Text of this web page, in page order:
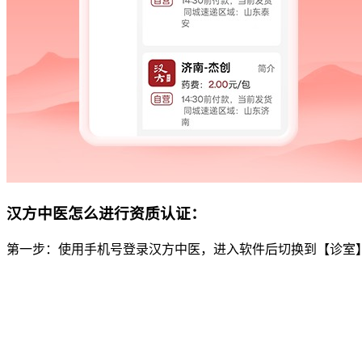
汉方中医怎么进行资质认证：
第一步：使用手机号登录汉方中医，进入软件后切换到【诊室